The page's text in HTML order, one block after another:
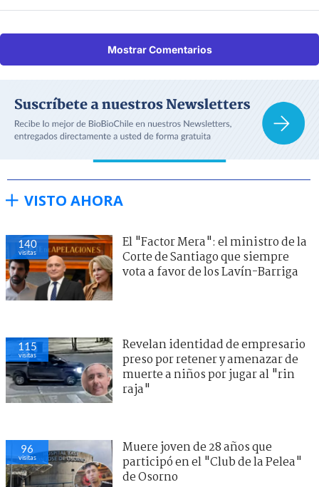
Mostrar Comentarios
VISTO AHORA
140
visitas
El "Factor Mera": el ministro de la
Corte de Santiago que siempre
vota a favor de los Lavín-Barriga
115
visitas
Revelan identidad de empresario
preso por retener y amenazar de
muerte a niños por jugar al "rin
raja"
96
visitas
Muere joven de 28 años que
participó en el "Club de la Pelea"
de Osorno